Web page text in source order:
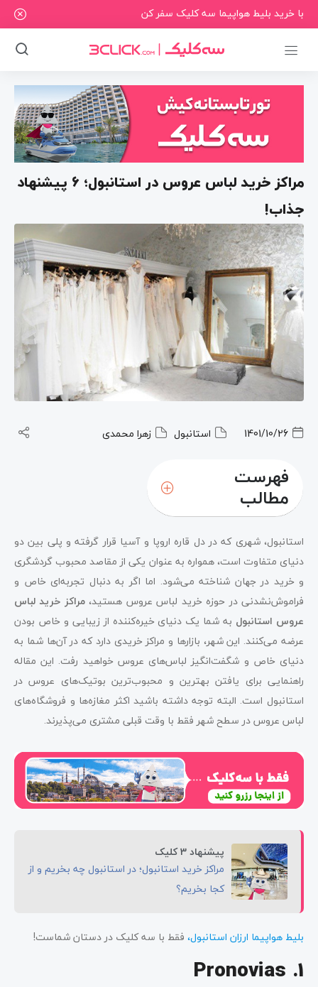
با خرید بلیط هواپیما سه کلیک سفر کن
مراکز خرید لباس عروس در استانبول؛ 6 پیشنهاد
جذاب!
1401/10/26 استانبول زهرا محمدی
فهرست
مطالب
استانبول، شهری که در دل قاره اروپا و آسیا قرار گرفته و پلی بین دو
دنیای متفاوت است، همواره به عنوان یکی از مقاصد محبوب گردشگری
و خرید در جهان شناخته می‌شود. اما اگر به دنبال تجربه‌ای خاص و
فراموش‌نشدنی در حوزه خرید لباس عروس هستید،مراکز خرید لباس
عروس استانبول به شما یک دنیای خیره‌کننده از زیبایی و خاص بودن
عرضه می‌کنند. این شهر، بازارها و مراکز خریدی دارد که در آن‌ها شما به
دنیای خاص و شگفت‌انگیز لباس‌های عروس خواهید رفت. این مقاله
راهنمایی برای یافتن بهترین و محبوب‌ترین بوتیک‌های عروس در
استانبول است. البته توجه داشته باشید اکثر مغازه‌ها و فروشگاه‌های
لباس عروس در سطح شهر فقط با وقت قبلی مشتری می‌پذیرند.
پیشنهاد 3 کلیک
مراکز خرید استانبول؛ در استانبول چه بخریم و از
کجا بخریم؟
بلیط هواپیما ارزان استانبول، فقط با سه کلیک در دستان شماست!
1. Pronovias